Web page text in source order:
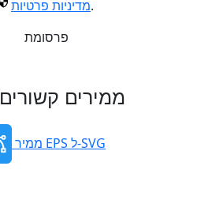
מדיניות פרטיות.
פרסומת
ממירים קשורים
ממיר EPS ל-SVG